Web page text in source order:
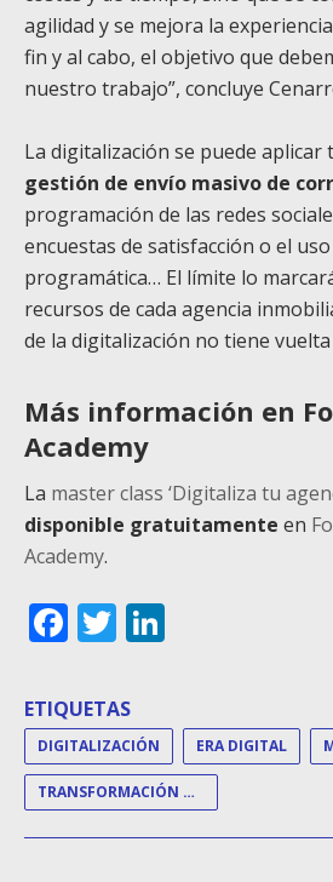
agilidad y se mejora la
fin y al cabo, el objetivo que
nuestro trabajo”, concluye
La digitalización se puede aplicar
gestión de envío masivo de
programación de las redes
encuestas de satisfacción o el
programática… El límite lo
recursos de cada agencia
de la digitalización no tiene
Más información en
Academy
La master class ‘Digitaliza tu
disponible gratuitamente en
Academy.
Facebook
Twitter
ETIQUETAS
DIGITALIZACIÓN ERA DIGITAL
TRANSFORMACIÓN DIGITAL